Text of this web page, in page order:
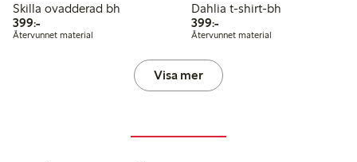
Skilla ovadderad bh
399:-399,00 kr
Återvunnet material
Dahlia t-shirt-bh
399:-399,00 kr
Återvunnet material
Visa mer